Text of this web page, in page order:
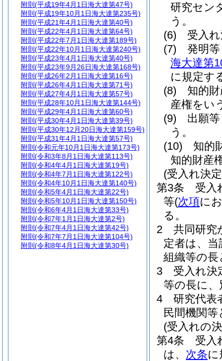
研究セン
う。
(6)
受入
(7)
発明
海大達第
に規定す
(8)
知的
産権をい
(9)
出願
う。
(10)
知的
知的財産
(受入れ決
第3条
受入
等(次項に
る。
2
共同研究
定者は、
組織等の
3
受入れ決
等の長に
4
研究代表
民間機関
(受入れの
第4条
受入
は、 次条に
附則 (平成19年4月1日海大達第47号)
附則 (平成19年10月1日海大達第235号)
附則 (平成21年4月1日海大達第40号)
附則 (平成22年4月1日海大達第64号)
附則 (平成22年7月1日海大達第189号)
附則 (平成22年10月1日海大達第240号)
附則 (平成23年4月1日海大達第40号)
附則 (平成23年9月26日海大達第168号)
附則 (平成26年2月1日海大達第16号)
附則 (平成26年4月1日海大達第71号)
附則 (平成27年4月1日海大達第57号)
附則 (平成28年10月1日海大達第144号)
附則 (平成29年4月1日海大達第60号)
附則 (平成30年4月1日海大達第39号)
附則 (平成30年12月20日海大達第159号)
附則 (平成31年4月1日海大達第57号)
附則 (令和元年10月1日海大達第173号)
附則 (令和3年8月1日海大達第113号)
附則 (令和4年4月1日海大達第19号)
附則 (令和4年7月1日海大達第122号)
附則 (令和4年10月1日海大達第140号)
附則 (令和5年4月1日海大達第22号)
附則 (令和5年10月1日海大達第150号)
附則 (令和6年4月1日海大達第33号)
附則 (令和7年1月1日海大達第2号)
附則 (令和7年4月1日海大達第42号)
附則 (令和7年7月1日海大達第104号)
附則 (令和8年4月1日海大達第30号)